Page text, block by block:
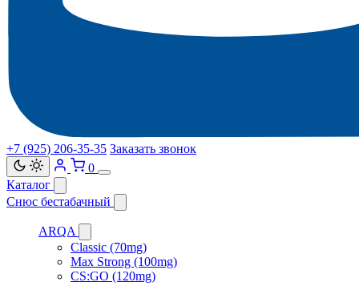
+7 (925) 206‑35‑35 Заказать звонок
0
Каталог
Снюс бестабачный
ARQA
Classic (70mg)
Max Strong (100mg)
CS:GO (120mg)